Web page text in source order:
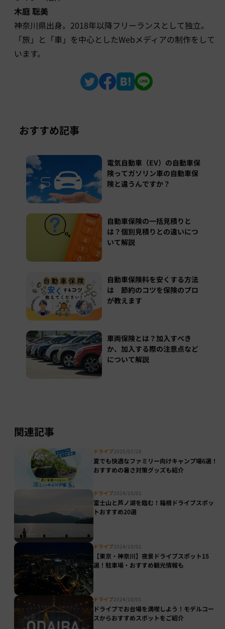
木庭 聡美
神奈川県出身。2018年以降フリーランスとして独立。
「旅」と「車」を中心としたWebメディアの制作をして
います。
おすすめ記事
電気自動車（EV）の自動車保
険ってガソリン車の自動車保
険と違うんですか？
自動車保険の一括見積りと
は？個別見積りとの違いにつ
いて解説
自動車保険料を安くする方法
は 節約のコツを保険のプロ
が教えます
車両保険とは？加入すべき
か、加入する際の注意点など
について解説
関連記事
ドライブ2025/07/28
夏でも快適なファミリー向けキャンプ場6選！
おすすめの暑さ対策グッズも紹介
ドライブ2024/10/01
富士山と芦ノ湖を臨む！箱根ドライブスポッ
トおすすめ20選
ドライブ2024/10/01
【東京・神奈川】夜景ドライブスポット15
選！駐車場・おすすめ観光情報も
ドライブ2024/10/01
ドライブでお台場を満喫しよう！モデルコー
スからおすすめスポットをご紹介